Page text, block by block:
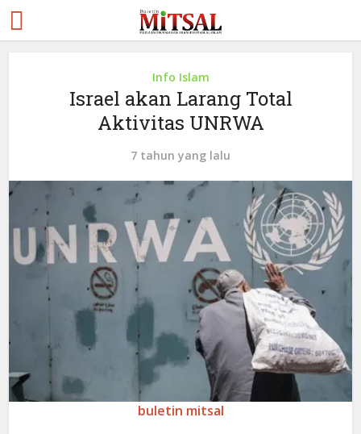
Info Islam
Israel akan Larang Total
Aktivitas UNRWA
7 tahun yang lalu
buletin mitsal